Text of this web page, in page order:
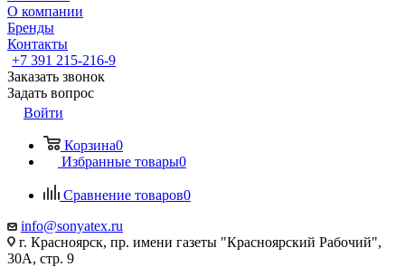
О компании
Бренды
Контакты
+7 391 215-216-9
Заказать звонок
Задать вопрос
Войти
Корзина0
Избранные товары0
Сравнение товаров0
info@sonyatex.ru
г. Красноярск, пр. имени газеты "Красноярский Рабочий",
30А, стр. 9